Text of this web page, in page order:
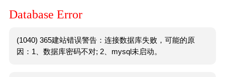
Database Error
(1040) 365建站错误警告：连接数据库失败，可能的原
因：1、数据库密码不对; 2、mysql未启动。